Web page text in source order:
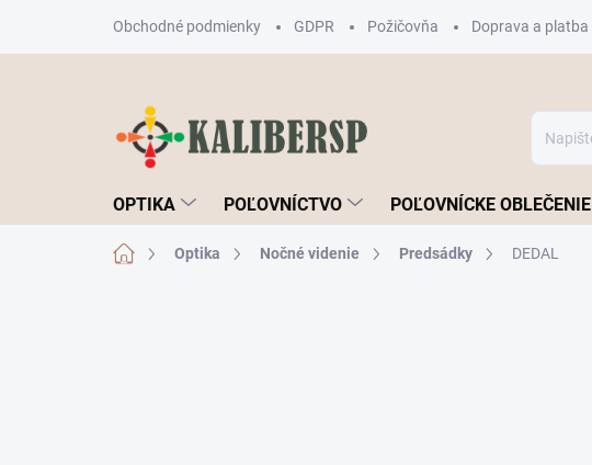
obsah
Obchodné podmienky GDPR Požičovňa Doprava a platba
OPTIKA POĽOVNÍCTVO POĽOVNÍCKE OBLEČENIE
DomovOptika Nočné videnie Predsádky DEDAL